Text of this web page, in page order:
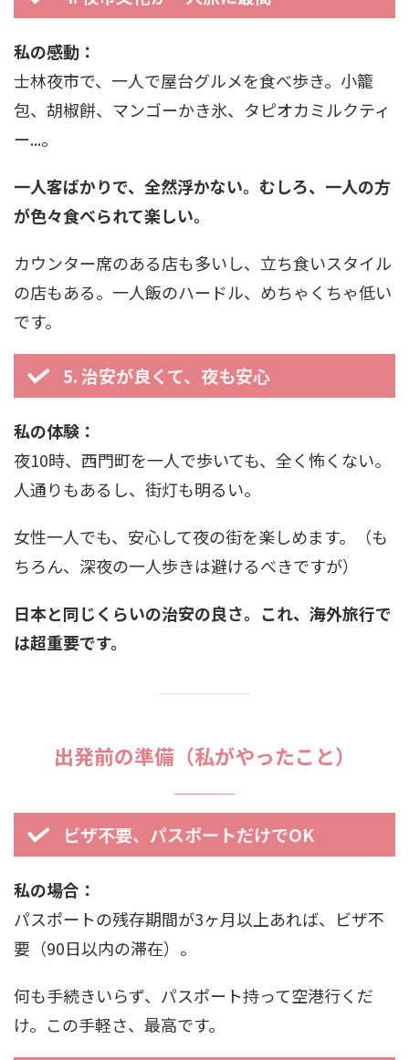
私の感動：
士林夜市で、一人で屋台グルメを食べ歩き。小籠
包、胡椒餅、マンゴーかき氷、タピオカミルクティ
ー...。
一人客ばかりで、全然浮かない。むしろ、一人の方
が色々食べられて楽しい。
カウンター席のある店も多いし、立ち食いスタイル
の店もある。一人飯のハードル、めちゃくちゃ低い
です。
5. 治安が良くて、夜も安心
私の体験：
夜10時、西門町を一人で歩いても、全く怖くない。
人通りもあるし、街灯も明るい。
女性一人でも、安心して夜の街を楽しめます。（も
ちろん、深夜の一人歩きは避けるべきですが）
日本と同じくらいの治安の良さ。これ、海外旅行で
は超重要です。
出発前の準備（私がやったこと）
ビザ不要、パスポートだけでOK
私の場合：
パスポートの残存期間が3ヶ月以上あれば、ビザ不
要（90日以内の滞在）。
何も手続きいらず、パスポート持って空港行くだ
け。この手軽さ、最高です。